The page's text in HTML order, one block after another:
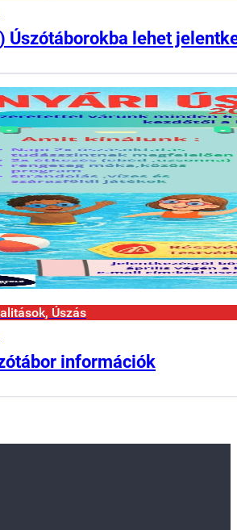
Úszótáborokba lehet
Úszás
információk